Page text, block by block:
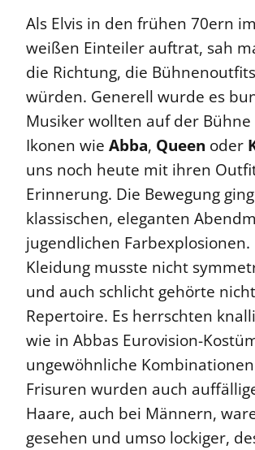
Als Elvis in den frühen 70ern
weißen Einteiler auftrat, sah
die Richtung, die
würden. Generell wurde es
Musiker wollten auf der
Ikonen wie Abba, Queen oder
uns noch heute mit ihren
Erinnerung. Die Bewegung
klassischen, eleganten
jugendlichen Farbexplosionen.
Kleidung musste nicht
und auch schlicht gehörte
Repertoire. Es herrschten
wie in Abbas Eurovision-
ungewöhnliche
Frisuren wurden auch
Haare, auch bei Männern,
gesehen und umso lockiger,